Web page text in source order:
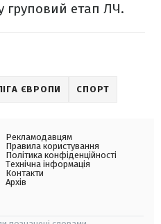
груповий етап ЛЧ.
ЄВРОПИ СПОРТ
Рекламодавцям
Правила користування
Політика конфіденційності
Технічна інформація
Контакти
Архів